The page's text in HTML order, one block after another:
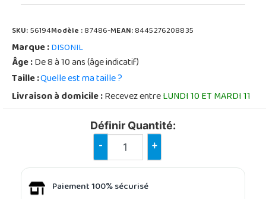
SKU:56194Modèle :87486-MEAN:8445276208835
Marque :DISONIL
Âge :De 8 à 10 ans (âge indicatif)
Taille :Quelle est ma taille ?
Livraison à domicile :Recevez entreLUNDI 10 ET MARDI 11
Définir Quantité:
- +
Paiement 100% sécurisé